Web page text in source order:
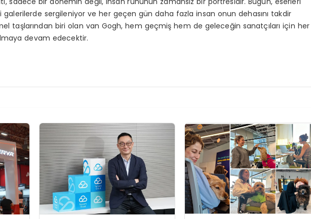
galerilerde sergileniyor ve her geçen gün daha fazla insan onun dehasını takdir
taşlarından biri olan van Gogh, hem geçmiş hem de geleceğin sanatçıları için her
devam edecektir.